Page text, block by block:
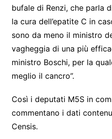
bufale di Renzi, che parla
la cura dell’epatite C in
sono da meno il ministro
vagheggia di una più
ministro Boschi, per la
meglio il cancro”.
Così i deputati M5S in
commentano i dati
Censis.